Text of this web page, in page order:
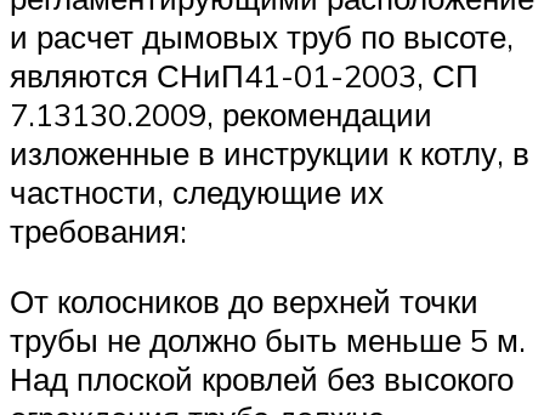
и расчет дымовых труб по высоте,
являются СНиП41-01-2003, СП
7.13130.2009, рекомендации
изложенные в инструкции к котлу, в
частности, следующие их
требования:
От колосников до верхней точки
трубы не должно быть меньше 5 м.
Над плоской кровлей без высокого